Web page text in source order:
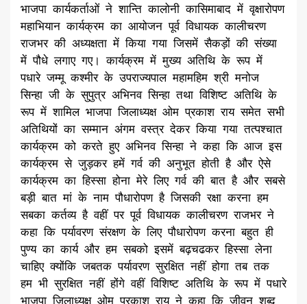
भाजपा कार्यकर्ताओं ने शान्ति कालोनी कासिमाबाद में वृक्षारोपण
महाभियान कार्यक्रम का आयोजन पूर्व विधायक कालीचरण
राजभर की अध्यक्षता में किया गया जिसमें सैकड़ों की संख्या
में पौधे लगाए गए। कार्यक्रम में मुख्य अतिथि के रूप में
पधारे जम्मू कश्मीर के उपराज्यपाल महामहिम श्री मनोज
सिन्हा जी के सुपुत्र अभिनव सिन्हा तथा विशिष्ट अतिथि के
रूप में शामिल भाजपा जिलाध्यक्ष ओम प्रकाश राय समेत सभी
अतिथियों का सम्मान अंगम वस्त्र देकर किया गया तत्पश्चात
कार्यक्रम को करते हुए अभिनव सिन्हा ने कहा कि आज इस
कार्यक्रम से जुड़कर हमें गर्व की अनुभूत होती है और ऐसे
कार्यक्रम का हिस्सा होना मेरे लिए गर्व की बात है और सबसे
बड़ी बात मां के नाम पौधारोपण है जिसकी रक्षा करना हम
सबका कर्तव्य है वहीं पर पूर्व विधायक कालीचरण राजभर ने
कहा कि पर्यावरण संरक्षण के लिए पौधारोपण करना बहुत ही
पुण्य का कार्य और हम सबको इसमें बढ़चढकर हिस्सा लेना
चाहिए क्योंकि जबतक पर्यावरण सुरक्षित नहीं होगा तब तक
हम भी सुरक्षित नहीं होंगे वहीं विशिष्ट अतिथि के रूप में पधारे
भाजपा जिलाध्यक्ष ओम प्रकाश राय ने कहा कि जीवन शब्द